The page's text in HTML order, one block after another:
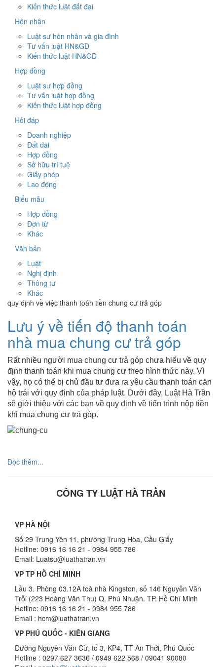
Kiến thức luật đất đai
Hôn nhân
Luật sư hôn nhân và gia đình
Tư vấn luật HN&GD
Kiến thức luật HN&GD
Hợp đồng
Luật sư hợp đồng
Tư vấn luật hợp đồng
Kiến thức luật hợp đồng
Hỏi đáp
Doanh nghiệp
Đất đai
Hợp đồng
Sở hữu trí tuệ
Giấy phép
Lao động
Biểu mẫu
Hợp đồng
Đơn từ
Khác
Văn bản
Luật
Nghị định
Thông tư
Khác
quy định về việc thanh toán tiền chung cư trả góp
Lưu ý về tiến độ thanh toán
nhà mua chung cư trả góp
Rất nhiều người mua chung cư trả góp chưa hiểu về quy
định thanh toán khi mua chung cư theo hình thức này. Vì
vậy, họ có thể bị chủ đầu tư đưa ra yêu cầu thanh toán căn
hộ trái với quy định của pháp luật. Dưới đây, Luật Hà Trần
sẽ giới thiệu với các bạn về quy định về tiến trình nộp tiền
khi mua chung cư trả góp.
Đọc thêm...
CÔNG TY LUẬT HÀ TRẦN
VP HÀ NỘI
Số 29 Trung Yên 11, phường Trung Hòa, Cầu Giấy
Hotline: 0916 16 16 21 - 0984 955 786
Email: Luatsu@luathatran.vn
VP TP HỒ CHÍ MINH
Lầu 3. Phòng 03.12A toà nhà Kingston, số 146 Nguyễn Văn
Trỗi (223 Hoàng Văn Thu) Q. Phú Nhuận. TP. Hồ Chí Minh
Hotline: 0916 16 16 21 - 0984 955 786
Email : hcm@luathatran.vn
VP PHÚ QUỐC - KIÊN GIANG
Đường Nguyễn Văn Cừ, tổ 3, KP4, TT An Thới, Phú Quốc
Hotline : 0297 627 3636 / 0949 622 568 / 09041 90080